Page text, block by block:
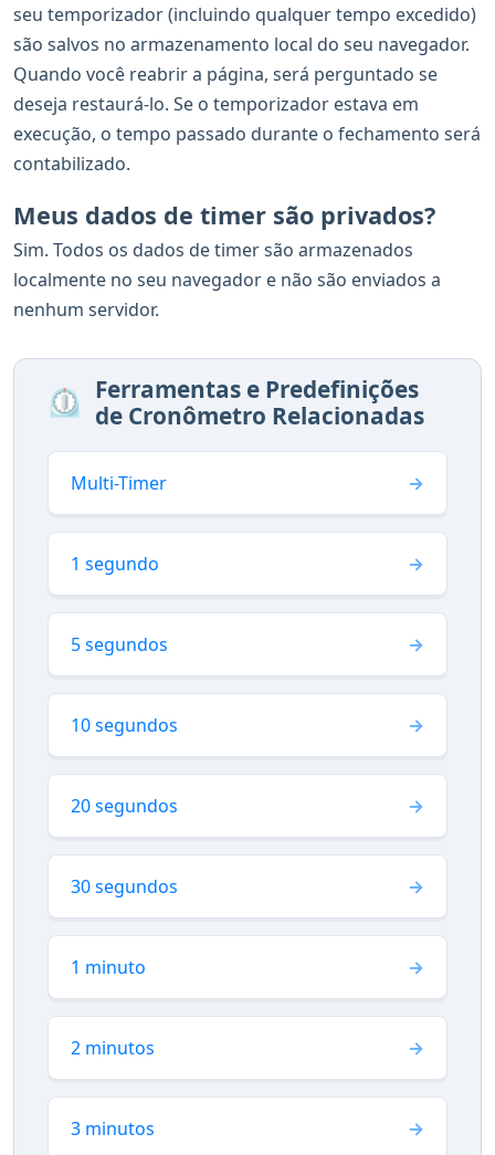
seu temporizador (incluindo qualquer tempo excedido)
são salvos no armazenamento local do seu navegador.
Quando você reabrir a página, será perguntado se
deseja restaurá-lo. Se o temporizador estava em
execução, o tempo passado durante o fechamento será
contabilizado.
Meus dados de timer são privados?
Sim. Todos os dados de timer são armazenados
localmente no seu navegador e não são enviados a
nenhum servidor.
⏲️ Ferramentas e Predefinições
de Cronômetro Relacionadas
Multi-Timer
1 segundo
5 segundos
10 segundos
20 segundos
30 segundos
1 minuto
2 minutos
3 minutos